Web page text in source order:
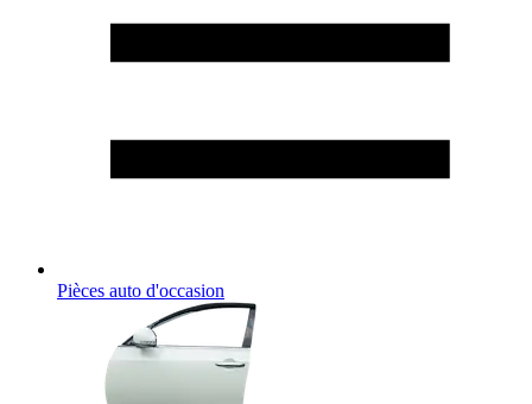
Pièces auto d'occasion